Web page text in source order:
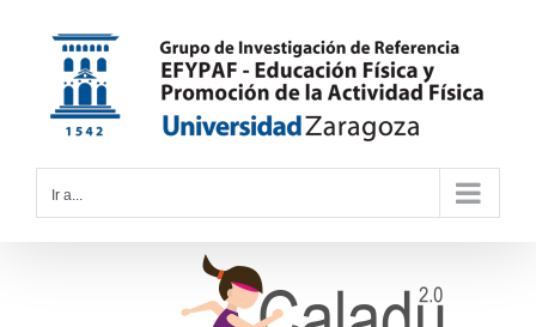
contenido
Ir a...